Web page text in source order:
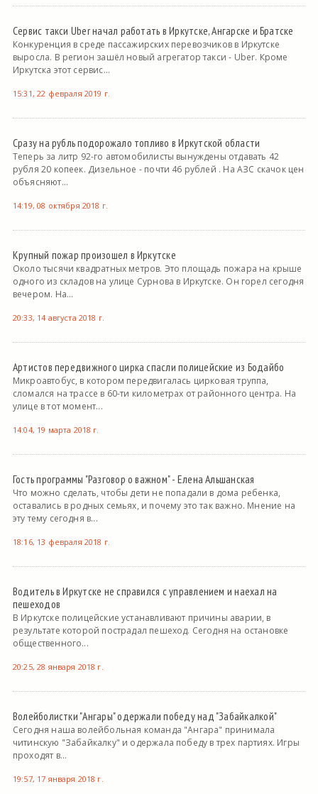
Сервис такси Uber начал работать в Иркутске, Ангарске и Братске
Конкуренция в среде пассажирских перевозчиков в Иркутске
выросла. В регион зашёл новый агрегатор такси - Uber. Кроме
Иркутска этот сервис...
15:31, 22 февраля 2019 г.
Сразу на рубль подорожало топливо в Иркутской области
Теперь за литр 92-го автомобилисты вынуждены отдавать 42
рубля 20 копеек. Дизельное - почти 46 рублей . На АЗС скачок цен
объясняют...
14:19, 08 октября 2018 г.
Крупный пожар произошел в Иркутске
Около тысячи квадратных метров. Это площадь пожара на крыше
одного из складов на улице Сурнова в Иркутске. Он горел сегодня
вечером. На...
20:33, 14 августа 2018 г.
Артистов передвижного цирка спасли полицейские из Бодайбо
Микроавтобус, в котором передвигалась цирковая труппа,
сломался на трассе в 60-ти километрах от районного центра. На
улице в тот момент...
14:04, 19 марта 2018 г.
Гость программы "Разговор о важном" - Елена Альшанская
Что можно сделать, чтобы дети не попадали в дома ребенка,
оставались в родных семьях, и почему это так важно. Мнение на
эту тему сегодня в...
18:16, 13 февраля 2018 г.
Водитель в Иркутске не справился с управлением и наехал на
пешеходов
В Иркутске полицейские устанавливают причины аварии, в
результате которой пострадал пешеход. Сегодня на остановке
общественного...
20:25, 28 января 2018 г.
Волейболистки "Ангары" одержали победу над "Забайкалкой"
Сегодня наша волейбольная команда "Ангара" принимала
читинскую "Забайкалку" и одержала победу в трех партиях. Игры
проходят в...
19:57, 17 января 2018 г.